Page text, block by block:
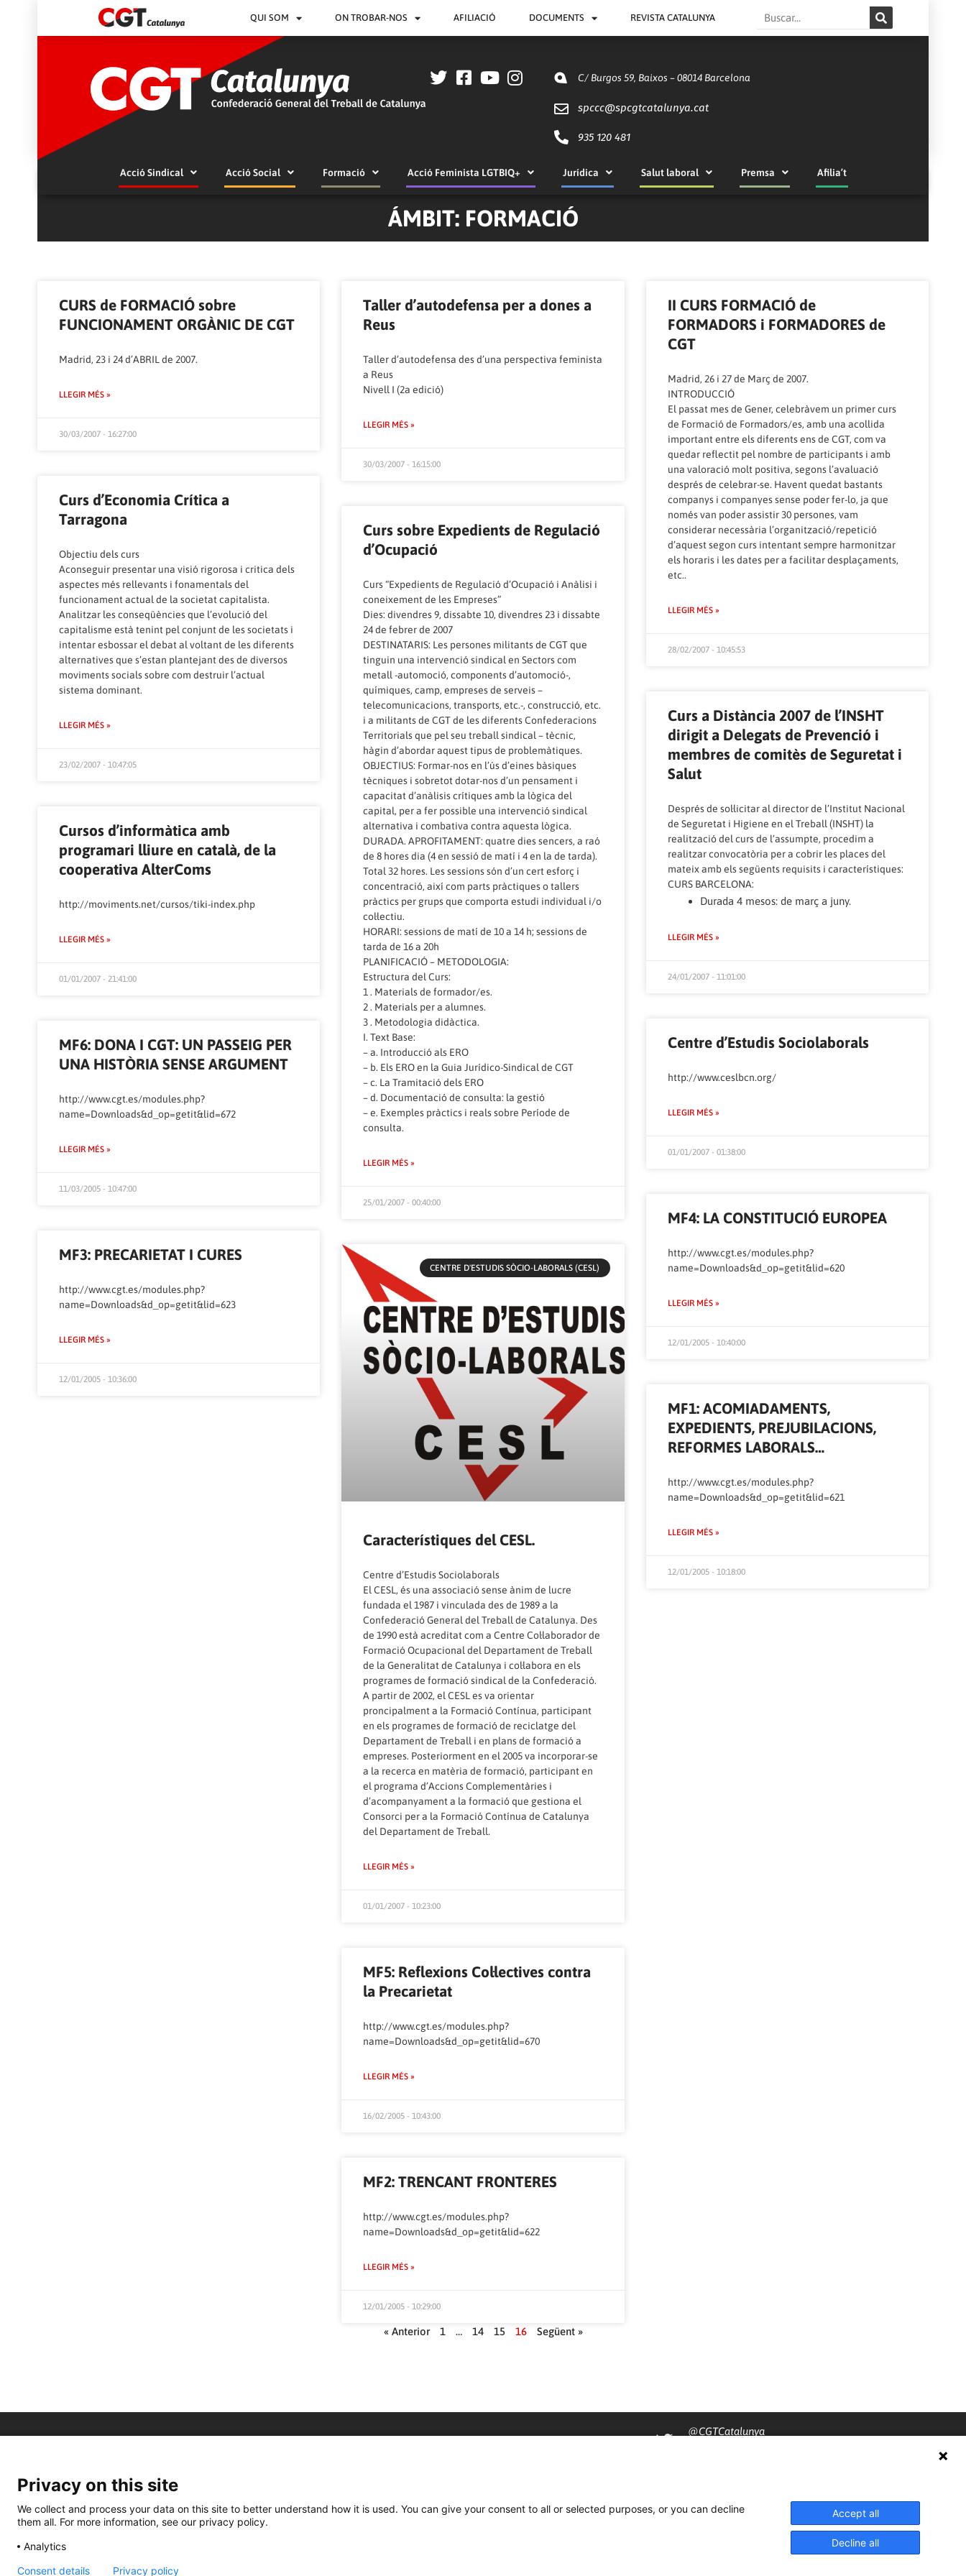
QUI SOM ON TROBAR-NOS AFILIACIÓ DOCUMENTS REVISTA CATALUNYA Search
C/ Burgos 59, Baixos – 08014 Barcelona
spccc@spcgtcatalunya.cat
935 120 481
Acció Sindical Acció Social Formació Acció Feminista LGTBIQ+ Jurídica Salut laboral Premsa Afilia’t
ÁMBIT: FORMACIÓ
CURS de FORMACIÓ sobre
FUNCIONAMENT ORGÀNIC DE CGT
Madrid, 23 i 24 d’ABRIL de 2007.
LLEGIR MÉS »
30/03/2007 - 16:27:00
Taller d’autodefensa per a dones a
Reus
Taller d’autodefensa des d’una perspectiva feminista
a Reus
Nivell I (2a edició)
LLEGIR MÉS »
30/03/2007 - 16:15:00
II CURS FORMACIÓ de
FORMADORS i FORMADORES de
CGT
Madrid, 26 i 27 de Març de 2007.
INTRODUCCIÓ
El passat mes de Gener, celebràvem un primer curs
de Formació de Formadors/es, amb una acollida
important entre els diferents ens de CGT, com va
quedar reflectit pel nombre de participants i amb
una valoració molt positiva, segons l’avaluació
després de celebrar-se. Havent quedat bastants
companys i companyes sense poder fer-lo, ja que
només van poder assistir 30 persones, vam
considerar necessària l’organització/repetició
d’aquest segon curs intentant sempre harmonitzar
els horaris i les dates per a facilitar desplaçaments,
etc..
LLEGIR MÉS »
28/02/2007 - 10:45:53
Curs d’Economia Crítica a
Tarragona
Objectiu dels curs
Aconseguir presentar una visió rigorosa i critica dels
aspectes més rellevants i fonamentals del
funcionament actual de la societat capitalista.
Analitzar les conseqüències que l’evolució del
capitalisme està tenint pel conjunt de les societats i
intentar esbossar el debat al voltant de les diferents
alternatives que s’estan plantejant des de diversos
moviments socials sobre com destruir l’actual
sistema dominant.
LLEGIR MÉS »
23/02/2007 - 10:47:05
Curs sobre Expedients de Regulació
d’Ocupació
Curs “Expedients de Regulació d’Ocupació i Anàlisi i
coneixement de les Empreses”
Dies: divendres 9, dissabte 10, divendres 23 i dissabte
24 de febrer de 2007
DESTINATARIS: Les persones militants de CGT que
tinguin una intervenció sindical en Sectors com
metall -automoció, components d’automoció-,
químiques, camp, empreses de serveis –
telecomunicacions, transports, etc.-, construcció, etc.
i a militants de CGT de les diferents Confederacions
Territorials que pel seu treball sindical – tècnic,
hàgin d’abordar aquest tipus de problemàtiques.
OBJECTIUS: Formar-nos en l’ús d’eines bàsiques
tècniques i sobretot dotar-nos d’un pensament i
capacitat d’anàlisis crítiques amb la lògica del
capital, per a fer possible una intervenció sindical
alternativa i combativa contra aquesta lògica.
DURADA. APROFITAMENT: quatre dies sencers, a raó
de 8 hores dia (4 en sessió de matí i 4 en la de tarda).
Total 32 hores. Les sessions són d’un cert esforç i
concentració, així com parts pràctiques o tallers
pràctics per grups que comporta estudi individual i/o
col·lectiu.
HORARI: sessions de matí de 10 a 14 h; sessions de
tarda de 16 a 20h
PLANIFICACIÓ – METODOLOGIA:
Estructura del Curs:
1 . Materials de formador/es.
2 . Materials per a alumnes.
3 . Metodologia didàctica.
I. Text Base:
– a. Introducció als ERO
– b. Els ERO en la Guia Jurídico-Sindical de CGT
– c. La Tramitació dels ERO
– d. Documentació de consulta: la gestió
– e. Exemples pràctics i reals sobre Període de
consulta.
LLEGIR MÉS »
25/01/2007 - 00:40:00
Curs a Distància 2007 de l’INSHT
dirigit a Delegats de Prevenció i
membres de comitès de Seguretat i
Salut
Després de sol·licitar al director de l’Institut Nacional
de Seguretat i Higiene en el Treball (INSHT) la
realització del curs de l’assumpte, procedim a
realitzar convocatòria per a cobrir les places del
mateix amb els següents requisits i característiques:
CURS BARCELONA:
Durada 4 mesos: de març a juny.
LLEGIR MÉS »
24/01/2007 - 11:01:00
Cursos d’informàtica amb
programari lliure en català, de la
cooperativa AlterComs
http://moviments.net/cursos/tiki-index.php
LLEGIR MÉS »
01/01/2007 - 21:41:00
CENTRE D'ESTUDIS SÒCIO-LABORALS (CESL)
Característiques del CESL.
Centre d’Estudis Sociolaborals
El CESL, és una associació sense ànim de lucre
fundada el 1987 i vinculada des de 1989 a la
Confederació General del Treball de Catalunya. Des
de 1990 està acreditat com a Centre Col·laborador de
Formació Ocupacional del Departament de Treball
de la Generalitat de Catalunya i col·labora en els
programes de formació sindical de la Confederació.
A partir de 2002, el CESL es va orientar
proncipalment a la Formació Contínua, participant
en els programes de formació de reciclatge del
Departament de Treball i en plans de formació a
empreses. Posteriorment en el 2005 va incorporar-se
a la recerca en matèria de formació, participant en
el programa d’Accions Complementàries i
d’acompanyament a la formació que gestiona el
Consorci per a la Formació Contínua de Catalunya
del Departament de Treball.
LLEGIR MÉS »
01/01/2007 - 10:23:00
Centre d’Estudis Sociolaborals
http://www.ceslbcn.org/
LLEGIR MÉS »
01/01/2007 - 01:38:00
MF6: DONA I CGT: UN PASSEIG PER
UNA HISTÒRIA SENSE ARGUMENT
http://www.cgt.es/modules.php?
name=Downloads&d_op=getit&lid=672
LLEGIR MÉS »
11/03/2005 - 10:47:00
MF5: Reflexions Col·lectives contra
la Precarietat
http://www.cgt.es/modules.php?
name=Downloads&d_op=getit&lid=670
LLEGIR MÉS »
16/02/2005 - 10:43:00
MF4: LA CONSTITUCIÓ EUROPEA
http://www.cgt.es/modules.php?
name=Downloads&d_op=getit&lid=620
LLEGIR MÉS »
12/01/2005 - 10:40:00
MF3: PRECARIETAT I CURES
http://www.cgt.es/modules.php?
name=Downloads&d_op=getit&lid=623
LLEGIR MÉS »
12/01/2005 - 10:36:00
MF2: TRENCANT FRONTERES
http://www.cgt.es/modules.php?
name=Downloads&d_op=getit&lid=622
LLEGIR MÉS »
12/01/2005 - 10:29:00
MF1: ACOMIADAMENTS,
EXPEDIENTS, PREJUBILACIONS,
REFORMES LABORALS…
http://www.cgt.es/modules.php?
name=Downloads&d_op=getit&lid=621
LLEGIR MÉS »
12/01/2005 - 10:18:00
« Anterior 1 … 14 15 16 Següent »
@CGTCatalunya
cgtcatalunya
Privacy on this site
We collect and process your data on this site to better understand how it is used. You can give your consent to all or selected purposes, or you can decline
them all. For more information, see our privacy policy.
Analytics
Accept all
Decline all
Consent details Privacy policy